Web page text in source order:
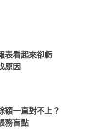
表看起來卻虧
原因
額一直對不上？
務盲點